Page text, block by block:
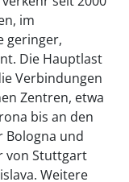
im
geringer,
Die Hauptlast
Verbindungen
Zentren, etwa
bis an den
Bologna und
von Stuttgart
Weitere